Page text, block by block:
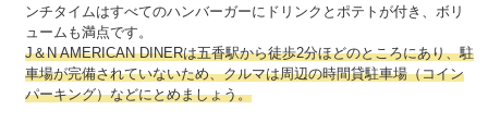
ンチタイムはすべてのハンバーガーにドリンクとポテトが付き、ボリ
ュームも満点です。
J＆N AMERICAN DINERは五香駅から徒歩2分ほどのところにあり、駐
車場が完備されていないため、クルマは周辺の時間貸駐車場（コイン
パーキング）などにとめましょう。